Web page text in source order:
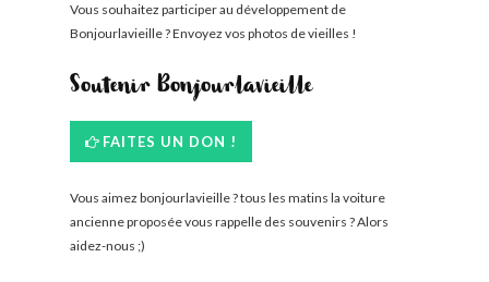
Vous souhaitez participer au développement de
Bonjourlavieille ? Envoyez vos photos de vieilles !
Soutenir Bonjourlavieille
FAITES UN DON !
Vous aimez bonjourlavieille ? tous les matins la voiture
ancienne proposée vous rappelle des souvenirs ? Alors
aidez-nous ;)